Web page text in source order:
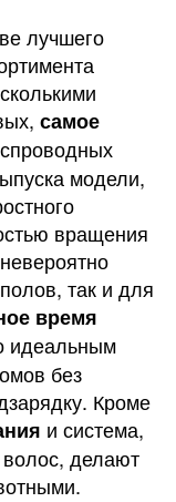
лучшего
самое
модели,
вращения
так и для
время
идеальным
без
Кроме
и система,
делают